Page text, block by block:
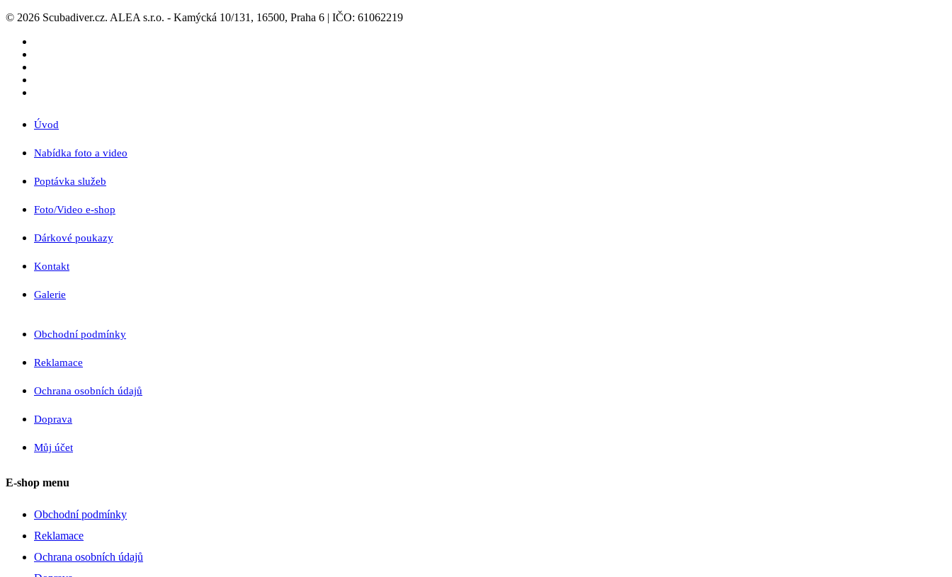
© 2026 Scubadiver.cz. ALEA s.r.o. - Kamýcká 10/131, 16500, Praha 6 | IČO: 61062219
Menu
Úvod
Nabídka foto a video
Poptávka služeb
Foto/Video e-shop
Dárkové poukazy
Kontakt
Galerie
Obchodní podmínky
Reklamace
Ochrana osobních údajů
Doprava
Můj účet
E-shop menu
Obchodní podmínky
Reklamace
Ochrana osobních údajů